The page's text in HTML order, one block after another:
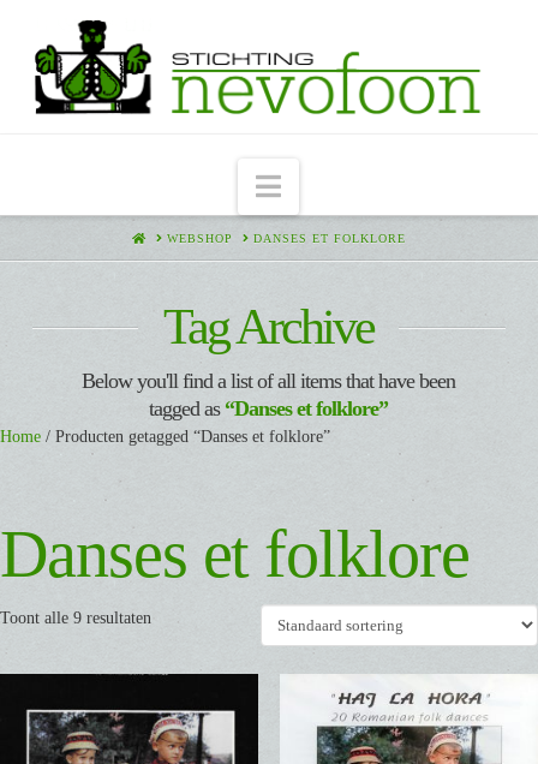
Navigation
HOMEWEBSHOP DANSES ET FOLKLORE
Tag Archive
Below you'll find a list of all items that have been
tagged as “Danses et folklore”
Home / Producten getagged “Danses et folklore”
Danses et folklore
Toont alle 9 resultaten